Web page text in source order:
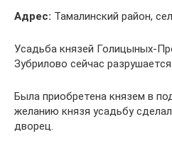
Адрес: Тамалинский район,
Усадьба князей Голицыных-
Зубрилово сейчас разрушается.
Была приобретена князем в
желанию князя усадьбу
дворец.